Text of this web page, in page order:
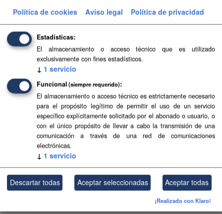
Tías . Esta información es producida y mantenida por el
Gobierno de Canarias y ha contado con la financiación
SIPU
Planeamiento urbanístico de Betancuria
Planeamiento urbanístico sistematizado del municipio de
Betancuria . Esta información es producida y mantenida
por el Gobierno de Canarias y ha contado con la
financiación del...
PDF HTML FIP
Planeamiento urbanístico de Los Silos
Planeamiento urbanístico sistematizado del municipio de
Los Silos . Esta información es producida y mantenida por
el Gobierno de Canarias y ha contado con la financiación
del...
Política de cookies Aviso legal Política de privacidad
Estadísticas
El almacenamiento o acceso técnico que es utilizado
exclusivamente con fines estadísticos.
↓ 1 servicio
Funcional (siempre requerido)
El almacenamiento o acceso técnico es estrictamente necesario
para el propósito legítimo de permitir el uso de un servicio
específico explícitamente solicitado por el abonado o usuario, o
con el único propósito de llevar a cabo la transmisión de una
comunicación a través de una red de comunicaciones
electrónicas.
↓ 1 servicio
Descartar todas Aceptar seleccionadas Aceptar todas
¡Realizado con Klaro!